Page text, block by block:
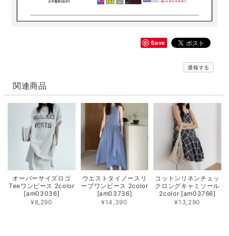
Save
通報する
関連商品
オーバーサイズロゴ
Teeワンピース 2color
[am03036]
¥8,290
ウエストタイノースリ
ーブワンピース 2color
[am03736]
¥14,390
コットンリネンチェッ
クロングキャミソール
2color [am03766]
¥13,290